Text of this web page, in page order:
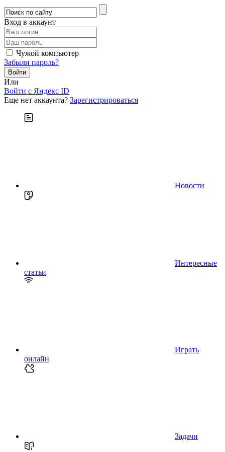
Вход в аккаунт
Чужой компьютер
Забыли пароль?
Или
Войти c Яндекс ID
Еще нет аккаунта? Зарегистрироваться
Новости
Интересные
статьи
Играть
онлайн
Задачи